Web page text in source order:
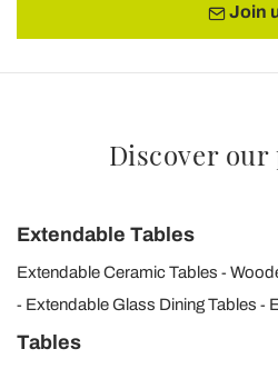
Join
Discover
Extendable Tables
Extendable Ceramic Tables
Extendable Glass Dining Tables
Tables